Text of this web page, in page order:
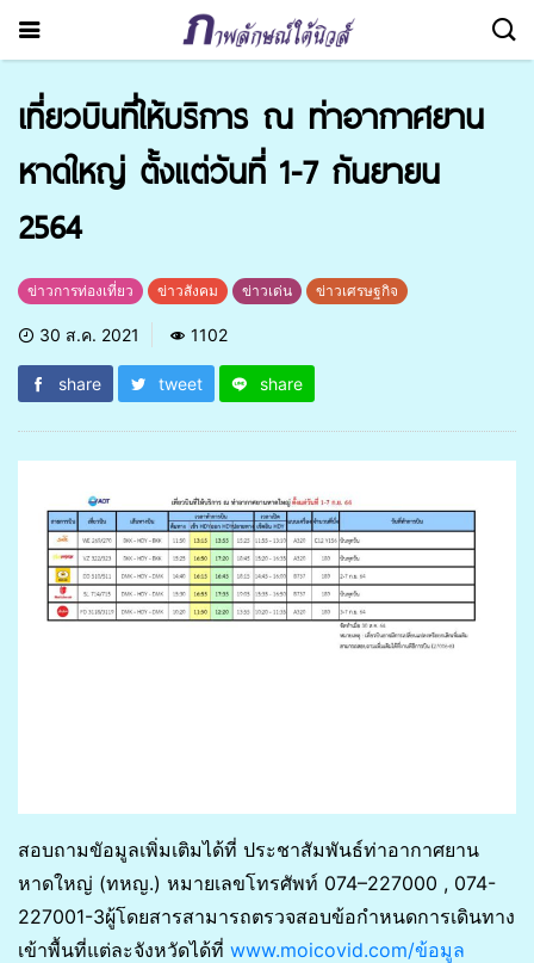
เที่ยวบินที่ให้บริการ ณ ท่าอากาศยาน
หาดใหญ่ ตั้งแต่วันที่ 1-7 กันยายน
2564
ข่าวการท่องเที่ยว ข่าวสังคม ข่าวเด่น ข่าวเศรษฐกิจ
30 ส.ค. 2021 1102
share tweet share
สอบถามขัอมูลเพิ่มเติมได้ที่ ประชาสัมพันธ์ท่าอากาศยาน
หาดใหญ่ (ทหญ.) หมายเลขโทรศัพท์ 074–227000 , 074-
227001-3ผู้โดยสารสามารถตรวจสอบข้อกำหนดการเดินทาง
เข้าพื้นที่แต่ละจังหวัดได้ที่ www.moicovid.com/ข้อมูล